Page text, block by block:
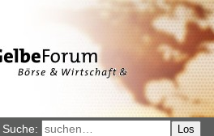
Suche: Los